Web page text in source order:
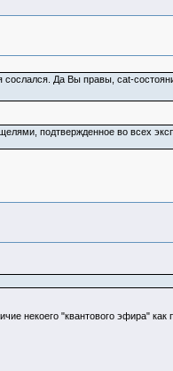
сослался. Да Вы правы, cat-
подтвержденное во всех
некоего "квантового эфира" как